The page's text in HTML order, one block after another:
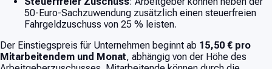
50-Euro-Sachzuwendung zusätzlich einen steuerfreien
Fahrgeldzuschuss von 25 % leisten.
Der Einstiegspreis für Unternehmen beginnt ab 15,50 € pro
Mitarbeitendem und Monat, abhängig von der Höhe des